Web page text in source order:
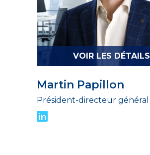
VOIR LES DÉTAILS
Martin Papillon
Président-directeur général